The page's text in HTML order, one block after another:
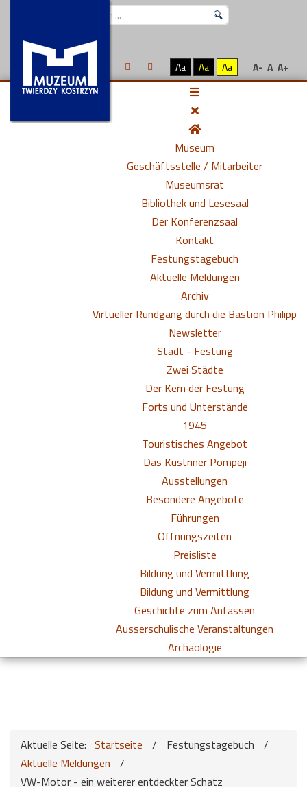
Aa Aa Aa A- A A+
Museum
Geschäftsstelle / Mitarbeiter
Museumsrat
Bibliothek und Lesesaal
Der Konferenzsaal
Kontakt
Festungstagebuch
Aktuelle Meldungen
Archiv
Virtueller Rundgang durch die Bastion Philipp
Newsletter
Stadt - Festung
Zwei Städte
Der Kern der Festung
Forts und Unterstände
1945
Touristisches Angebot
Das Küstriner Pompeji
Ausstellungen
Besondere Angebote
Führungen
Öffnungszeiten
Preisliste
Bildung und Vermittlung
Bildung und Vermittlung
Geschichte zum Anfassen
Ausserschulische Veranstaltungen
Archäologie
Aktuelle Seite: Startseite / Festungstagebuch
/
Aktuelle Meldungen
/
VW-Motor - ein weiterer entdeckter Schatz